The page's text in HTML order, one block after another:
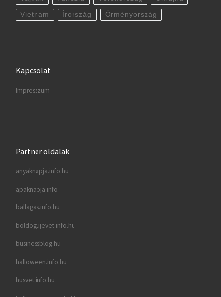
Vietnam Írország Örményország
Kapcsolat
Impresszum
Partner oldalak
anyaknapja.info.hu
apaknapja.info
ballagas.info.hu
boldogujevet.info.hu
businessblog.hu
halloween.info.hu
husvet.info.hu